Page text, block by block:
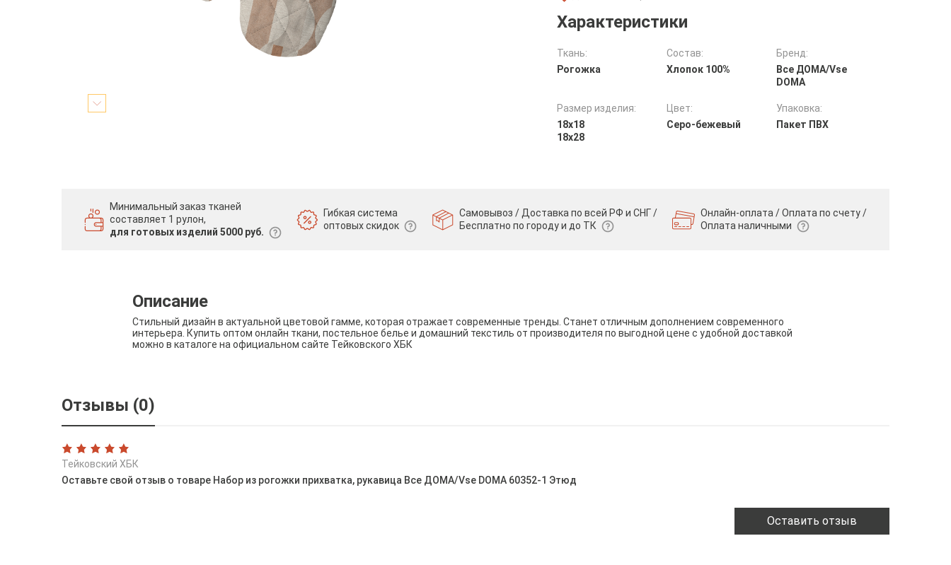
Характеристики
Ткань:
Рогожка
Состав:
Хлопок 100%
Бренд:
Все ДOMA/Vse
DOMA
Размер изделия:
18х18
18х28
Цвет:
Серо-бежевый
Упаковка:
Пакет ПВХ
Минимальный заказ тканей
составляет 1 рулон,
для готовых изделий 5000 руб.
Гибкая система
оптовых скидок
Самовывоз / Доставка по всей РФ и СНГ /
Бесплатно по городу и до ТК
Онлайн-оплата / Оплата по счету /
Оплата наличными
Описание
Стильный дизайн в актуальной цветовой гамме, которая отражает современные тренды. Станет отличным дополнением современного
интерьера. Купить оптом онлайн ткани, постельное белье и домашний текстиль от производителя по выгодной цене с удобной доставкой
можно в каталоге на официальном сайте Тейковского ХБК
Отзывы (0)
Тейковский ХБК
Оставьте свой отзыв о товаре Набор из рогожки прихватка, рукавица Все ДОМА/Vse DOMA 60352-1 Этюд
Оставить отзыв